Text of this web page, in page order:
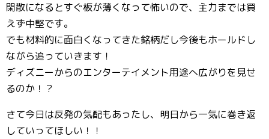
閑散になるとすぐ板が薄くなって怖いので、主力までは買
えず中堅です。
でも材料的に面白くなってきた銘柄だし今後もホールドし
ながら追っていきます！
ディズニーからのエンターテイメント用途へ広がりを見せ
るのか！？
さて今日は反発の気配もあったし、明日から一気に巻き返
していってほしい！！